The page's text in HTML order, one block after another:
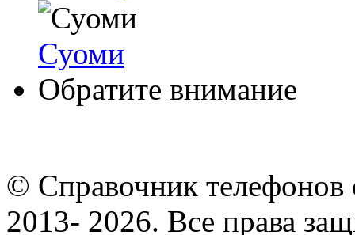
Суоми
Обратите внимание
© Cправочник телефонов
2013- 2026. Все права